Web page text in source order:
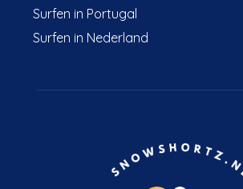
Surfen in Portugal
Surfen in Nederland